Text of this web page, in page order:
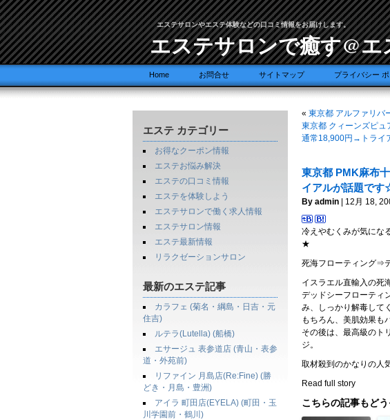
エステサロンやエステ体験などの口コミ情報をお届けします。
エステサロンで癒す@
Home お問合せ サイトマップ プライバシー
エステ カテゴリー
お得なクーポン情報
エステお悩み解決
エステの口コミ情報
エステを体験しよう
エステサロンで働く求人情報
エステサロン情報
エステ最新情報
リラクゼーションサロン
最新のエステ記事
カラフェ (菊名・綱島・日吉・元
住吉)
ルテラ(Lutella) (船橋)
エサージュ 表参道店 (青山・表参
道・外苑前)
リファイン 月島店(Re:Fine) (勝
どき・月島・豊洲)
アイラ 町田店(EYELA) (町田・玉
川学園前・鶴川)
« 東京都 アルファリ
東京都 クィーンズピ
通常18,900円→トライ
東京都 PMK麻布
イアルが話題で
By admin | 12月 18,
冷えやむくみが気にな
★
死海フローティング⇒
イスラエル直輸入の死
デッドシーフローティ
み、しっかり解毒して
もちろん、美肌効果も
その後は、最高級のト
ジ。
取材殺到のかなりの人
Read full story
こちらの記事もど